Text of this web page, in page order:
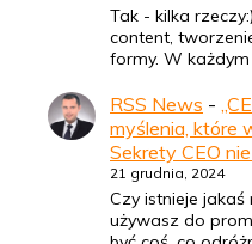
Tak - kilka
content,
formy. W
RSS News -
myślenia, które
Sekrety CEO
21 grudnia, 2024
Czy istnieje
używasz do